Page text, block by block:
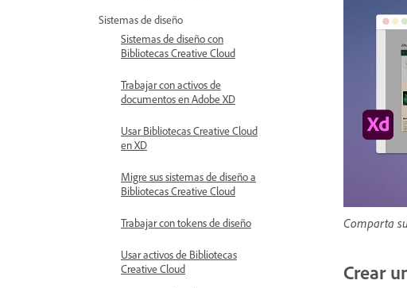
Sistemas de diseño
Sistemas de diseño con
Bibliotecas Creative Cloud
Trabajar con activos de
documentos en Adobe XD
Usar Bibliotecas Creative Cloud
en XD
Migre sus sistemas de diseño a
Bibliotecas Creative Cloud
Trabajar con tokens de diseño
Usar activos de Bibliotecas
Creative Cloud
Comparta
Crear